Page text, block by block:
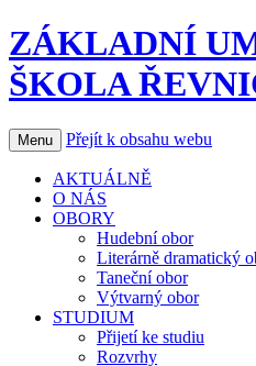
ZÁKLADNÍ
ŠKOLA
Menu Přejít k obsahu webu
AKTUÁLNĚ
O NÁS
OBORY
Hudební obor
Literárně dramatický
Taneční obor
Výtvarný obor
STUDIUM
Přijetí ke studiu
Rozvrhy